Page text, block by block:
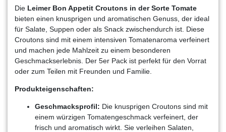
Die Leimer Bon Appetit Croutons in der Sorte Tomate
bieten einen knusprigen und aromatischen Genuss, der ideal
für Salate, Suppen oder als Snack zwischendurch ist. Diese
Croutons sind mit einem intensiven Tomatenaroma verfeinert
und machen jede Mahlzeit zu einem besonderen
Geschmackserlebnis. Der 5er Pack ist perfekt für den Vorrat
oder zum Teilen mit Freunden und Familie.
Produkteigenschaften:
Geschmacksprofil: Die knusprigen Croutons sind mit
einem würzigen Tomatengeschmack verfeinert, der
frisch und aromatisch wirkt. Sie verleihen Salaten,